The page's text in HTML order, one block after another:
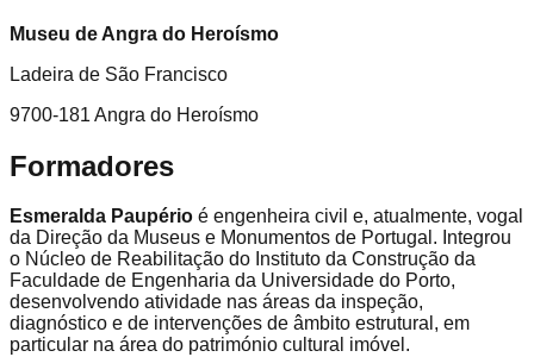
Museu de Angra do Heroísmo
Ladeira de São Francisco
9700-181 Angra do Heroísmo
Formadores
Esmeralda Paupério é engenheira civil e, atualmente, vogal
da Direção da Museus e Monumentos de Portugal. Integrou
o Núcleo de Reabilitação do Instituto da Construção da
Faculdade de Engenharia da Universidade do Porto,
desenvolvendo atividade nas áreas da inspeção,
diagnóstico e de intervenções de âmbito estrutural, em
particular na área do património cultural imóvel.